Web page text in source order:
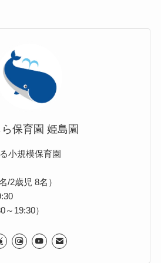
ら保育園 姫島園
小規模保育園
/2歳児 8名）
～19:30）